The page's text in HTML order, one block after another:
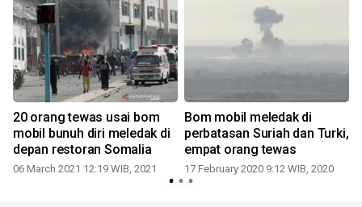
20 orang tewas usai bom
mobil bunuh diri meledak di
depan restoran Somalia
06 March 2021 12:19 WIB, 2021
Bom mobil meledak di
perbatasan Suriah dan Turki,
empat orang tewas
17 February 2020 9:12 WIB, 2020